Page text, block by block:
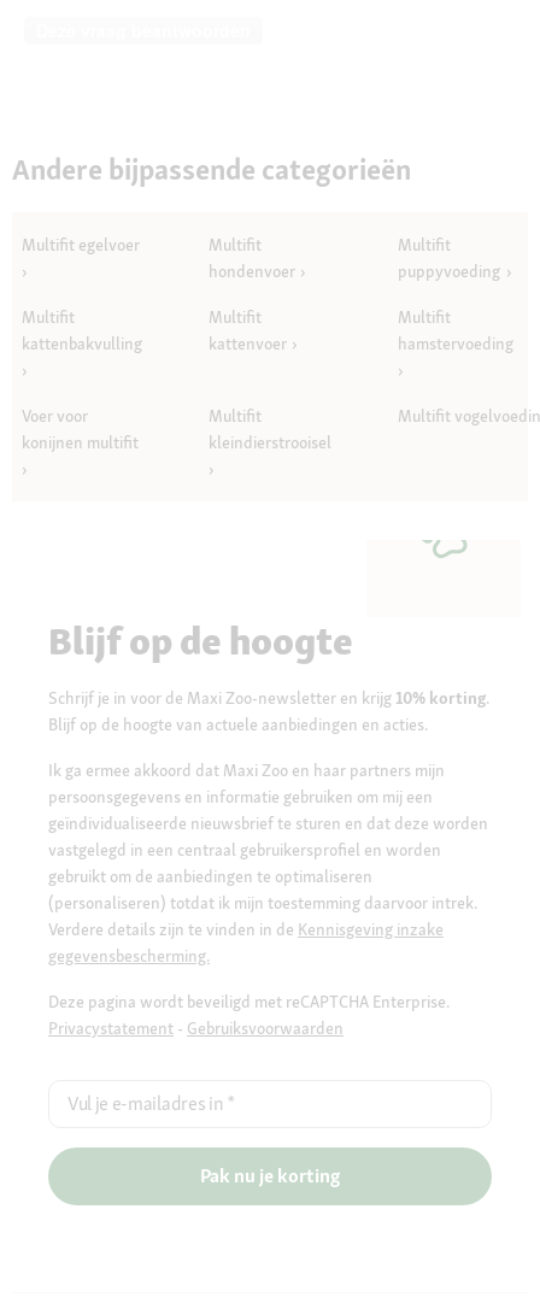
Andere bijpassende categorieën
Multifit egelvoer
Multifit
hondenvoer
Multifit
puppyvoeding
Multifit
kattenbakvulling
Multifit
kattenvoer
Multifit
hamstervoeding
Voer voor
konijnen multifit
Multifit
kleindierstrooisel
Multifit
Blijf op de hoogte
Schrijf je in voor de Maxi Zoo-newsletter en krijg 10% korting.
Blijf op de hoogte van actuele aanbiedingen en acties.
Ik ga ermee akkoord dat Maxi Zoo en haar partners mijn
persoonsgegevens en informatie gebruiken om mij een
geïndividualiseerde nieuwsbrief te sturen en dat deze worden
vastgelegd in een centraal gebruikersprofiel en worden
gebruikt om de aanbiedingen te optimaliseren
(personaliseren) totdat ik mijn toestemming daarvoor intrek.
Verdere details zijn te vinden in de Kennisgeving inzake
gegevensbescherming.
Deze pagina wordt beveiligd met reCAPTCHA Enterprise.
Privacystatement - Gebruiksvoorwaarden
Vul je e-mailadres in *
Pak nu je korting